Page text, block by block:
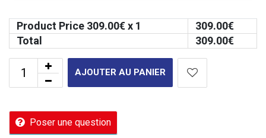
Product Price 309.00€ x 1 309.00€
Total
309.00€
AJOUTER AU PANIER
Poser une question